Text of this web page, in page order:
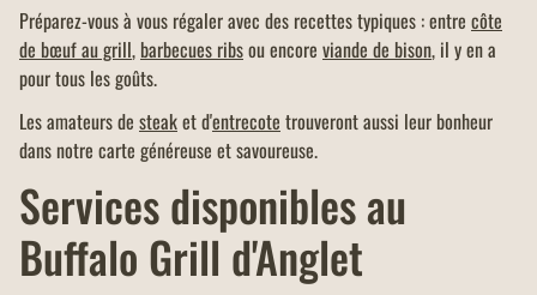
Préparez-vous à vous régaler avec des recettes typiques : entre côte
de bœuf au grill, barbecues ribsou encore viande de bison, il y en a
pour tous les goûts.
Les amateurs de steaket d'entrecote trouveront aussi leur bonheur
dans notre carte généreuse et savoureuse.
Services disponibles au
Buffalo Grill d'Anglet